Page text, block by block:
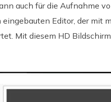
auch für die Aufnahme
Editor, der mit
Mit diesem HD